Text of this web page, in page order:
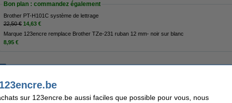
Bon plan : commandez également
Brother PT-H101C système de lettrage
22,50 € 14,63 €
Marque 123encre remplace Brother TZe-231 ruban 12 mm- noir sur blanc
8,95 €
27,50 €
sur 123encre.be aussi faciles que possible pour vous, nous